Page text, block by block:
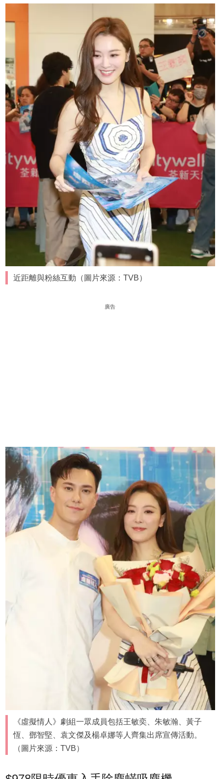
近距離與粉絲互動（圖片來源：TVB）
廣告
《虛擬情人》劇組一眾成員包括王敏奕、朱敏瀚、黃子
恆、鄧智堅、袁文傑及楊卓娜等人齊集出席宣傳活動。
（圖片來源：TVB）